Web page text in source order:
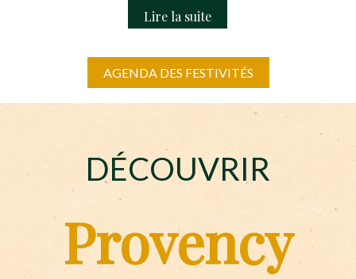
AGENDA DES FESTIVITÉS
DÉCOUVRIR
Provency